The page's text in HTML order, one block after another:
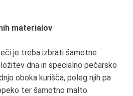
materialov
je treba izbrati šamotne
dna in specialno pečarsko
oboka kurišča, poleg njih pa
ter šamotno malto.